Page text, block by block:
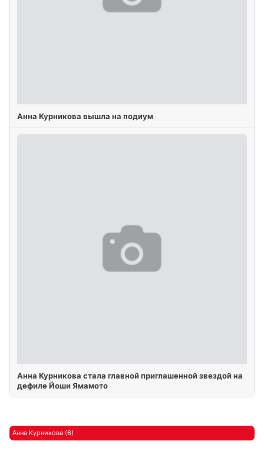
Анна Курникова вышла на подиум
Анна Курникова стала главной приглашенной звездой на
дефиле Йоши Ямамото
Анна Курникова (6)